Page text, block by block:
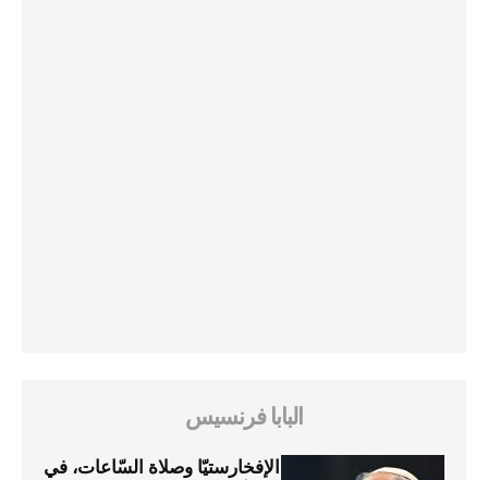
البابا فرنسيس
الإفخارستيّا وصلاة السّاعات، في